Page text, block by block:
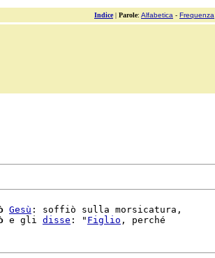
Indice| Parole: Alfabetica - Frequenza
Gesù : soffiò sulla morsicatura,
e gli disse : " Figlio